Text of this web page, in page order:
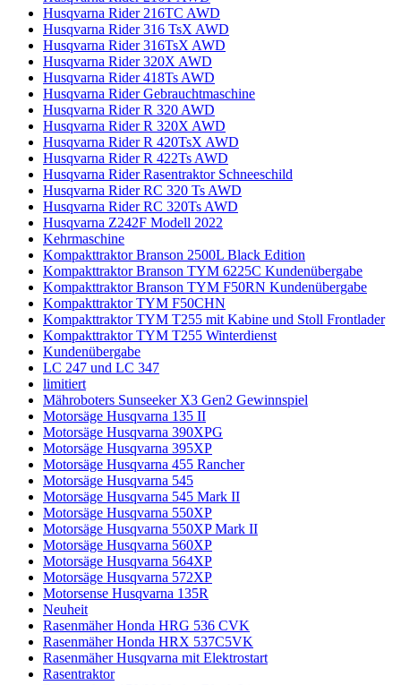
Husqvarna Rider 216TC AWD
Husqvarna Rider 316 TsX AWD
Husqvarna Rider 316TsX AWD
Husqvarna Rider 320X AWD
Husqvarna Rider 418Ts AWD
Husqvarna Rider Gebrauchtmaschine
Husqvarna Rider R 320 AWD
Husqvarna Rider R 320X AWD
Husqvarna Rider R 420TsX AWD
Husqvarna Rider R 422Ts AWD
Husqvarna Rider Rasentraktor Schneeschild
Husqvarna Rider RC 320 Ts AWD
Husqvarna Rider RC 320Ts AWD
Husqvarna Z242F Modell 2022
Kehrmaschine
Kompakttraktor Branson 2500L Black Edition
Kompakttraktor Branson TYM 6225C Kundenübergabe
Kompakttraktor Branson TYM F50RN Kundenübergabe
Kompakttraktor TYM F50CHN
Kompakttraktor TYM T255 mit Kabine und Stoll Frontlader
Kompakttraktor TYM T255 Winterdienst
Kundenübergabe
LC 247 und LC 347
limitiert
Mähroboters Sunseeker X3 Gen2 Gewinnspiel
Motorsäge Husqvarna 135 II
Motorsäge Husqvarna 390XPG
Motorsäge Husqvarna 395XP
Motorsäge Husqvarna 455 Rancher
Motorsäge Husqvarna 545
Motorsäge Husqvarna 545 Mark II
Motorsäge Husqvarna 550XP
Motorsäge Husqvarna 550XP Mark II
Motorsäge Husqvarna 560XP
Motorsäge Husqvarna 564XP
Motorsäge Husqvarna 572XP
Motorsense Husqvarna 135R
Neuheit
Rasenmäher Honda HRG 536 CVK
Rasenmäher Honda HRX 537C5VK
Rasenmäher Husqvarna mit Elektrostart
Rasentraktor